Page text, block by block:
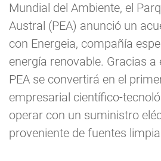
Mundial del Ambiente, el
Austral (PEA) anunció un
con Energeia, compañía
energía renovable. Gracias a
PEA se convertirá en el
empresarial científico-
operar con un suministro
proveniente de fuentes